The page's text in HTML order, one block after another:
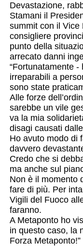
Devastazione,
Stamani il
summit con il Vice
consigliere
punto della
arrecato danni
“Fortunatamente
irreparabili a
sono state
Alle forze
sarebbe un vile
va la mia
disagi causati
Ho avuto modo di
davvero
Credo che si
ma anche sul
Non è il momento
fare di più. Per
Vigili del Fuoco
faranno.
A Metaponto ho
in questo caso, la
Forza Metaponto!”